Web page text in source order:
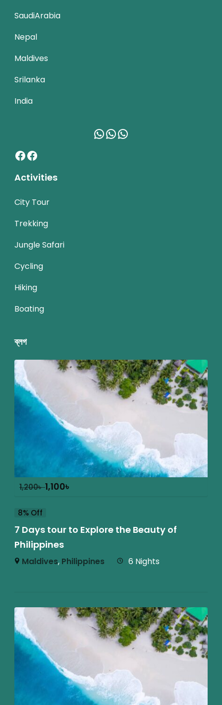
SaudiArabia
Nepal
Maldives
Srilanka
India
WhatsApp
WhatsApp
WhatsApp
Facebook
Facebook
Activities
City Tour
Trekking
Jungle Safari
Cycling
Hiking
Boating
ব্লগ
1,200৳1,100৳
8% Off
7 Days tour to Explore the Beauty of
Philippines
Maldives, Philippines 6 Nights